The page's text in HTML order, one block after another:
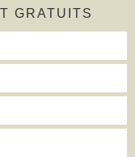
GRATUITS